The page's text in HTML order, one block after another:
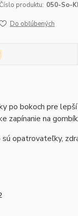
produktu: 050-So-
Do obľúbených
po bokoch pre
zapínanie na
opatrovateľky,